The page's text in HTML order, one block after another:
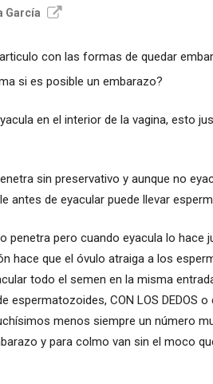
García
con las formas de quedar
si es posible un embarazo?
en el interior de la vagina, esto
sin preservativo y aunque no
antes de eyacular puede llevar
penetra pero cuando eyacula lo
hace que el óvulo atraiga a los
todo el semen en la misma
espermatozoides, CON LOS DEDOS
menos siempre un número
y para colmo van sin el moco